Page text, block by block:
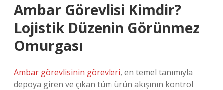
Ambar Görevlisi Kimdir?
Lojistik Düzenin Görünmez
Omurgası
Ambar görevlisinin görevleri, en temel tanımıyla
depoya giren ve çıkan tüm ürün akışının kontrol